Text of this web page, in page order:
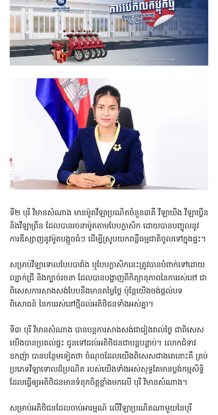
ទី២ បុរី វិមានសំណាង មានម៉ូតវីឡាប្រណិតចំនួន៣គឺ វីឡាឃីង វីឡាឃ្វីន
និងវីឡាព្រីន ដែលបានរចនាម៉ូតតាមបែបក្លាសិក ដោយបានបញ្ចូលនូវ
ការឌីស្សាញនូវម៉ូតបង្អួចធំៗ ដើម្បីស្រូបយកពន្លឺធម្មជាតិចូលទៅក្នុងផ្ទះ។
សម្រាប់វីឡាទោលបែបបារាំង ឬបែបក្លាសិកនេះត្រូវបានបំពាក់ទៅដោយ
ល្បាក់ជ្រី និងក្បាច់រចនា ដែលបានបង្ហាញពីកិត្យានុភាពនៃការរស់នៅ ជា
ពិសេសការសាងសង់បែបនឹងមានតម្លៃថ្លៃ ប៉ុន្តែយើងចង់ផ្តល់បទ
ពិសោធន៍ នៃការរស់នៅថ្មីដល់អតិថិជនទាំងអស់គ្នា។
ទី៣ បុរី វិមានសំណាង បានបន្តការសាងសង់ជារៀងរាល់ថ្ងៃ ជាពិសេស
យើងបានប្រគល់ផ្ទះ ជូនទៅដល់អតិថិជនជាបន្តបន្ទាប់។ លោ​កជំទាវ
ឧកញ៉ា បានបន្ថែមទៀតថា ចំណុចដែលយើងពិសេសជាងគេនោះគឺ គ្រប់
ប្រភេទវីឡាទោលដ៏ប្រណិត របស់យើងទាំងអស់សុទ្ធតែមានប្លង់កម្មសិទ្ធិ
ដែលធ្វើឲ្យអតិថិជនមានទំនុកចិត្តខ្លាំងមកលើ បុរី វិមានសំណាង។
សម្រាប់អតិថិជនដែលចាប់អារម្មណ៍ លើវីឡាប្រណិតណាមួយនៃបុរី